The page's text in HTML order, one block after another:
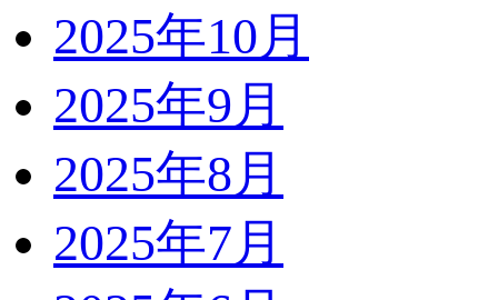
2025年10月
2025年9月
2025年8月
2025年7月